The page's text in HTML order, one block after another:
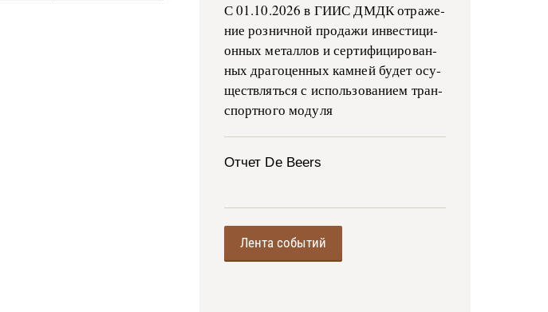
С 01.10.2026 в ГИИС ДМДК от­ра­же­
ние роз­ни­ч­ной про­да­жи ин­ве­сти­ци­
он­ных ме­тал­лов и сер­ти­фи­ци­ро­ван­
ных дра­го­цен­ных ка­м­ней бу­дет осу­
ще­ств­лять­ся с ис­поль­зо­ва­ни­ем тран­
с­пор­т­но­го мо­ду­ля
Отчет De Beers
Лента событий